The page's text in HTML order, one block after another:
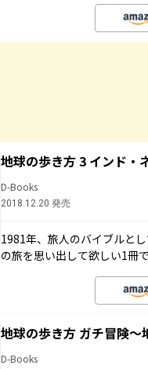
地球の歩き方 3 インド・
D-Books
2018.12.20 発売
1981年、旅人のバイブルと
の旅を思い出して欲しい1冊で
地球の歩き方 ガチ冒険
D-Books